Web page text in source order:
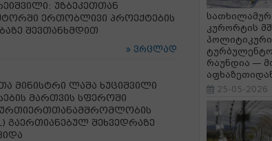
უზბეკეთთან
ერთობლივი პროექტების
შევთანხმდით
ვრცლად
მინისტრი ლაშა ხუციშვილი
მართვის სფეროში
ურთიერთთანამშრომლობის
გაერთიანებულ შეხვედრაზე
კურორტის
პოლიტიკური
რაუნდია —
25-05-2026